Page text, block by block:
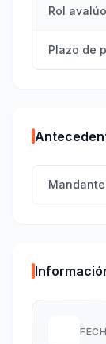
Rol avalúo
Plazo de
Mandante